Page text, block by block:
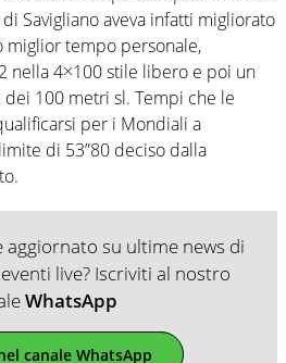
Savigliano aveva infatti migliorato
miglior tempo personale,
nella 4×100 stile libero e poi un
100 metri sl. Tempi che le
per i Mondiali a
di 53”80 deciso dalla
aggiornato su ultime news di
live? Iscriviti al nostro
WhatsApp
canale WhatsApp